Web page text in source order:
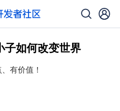
子如何改变世界
有价值！